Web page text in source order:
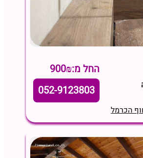
החל מ:900₪
052-9123803